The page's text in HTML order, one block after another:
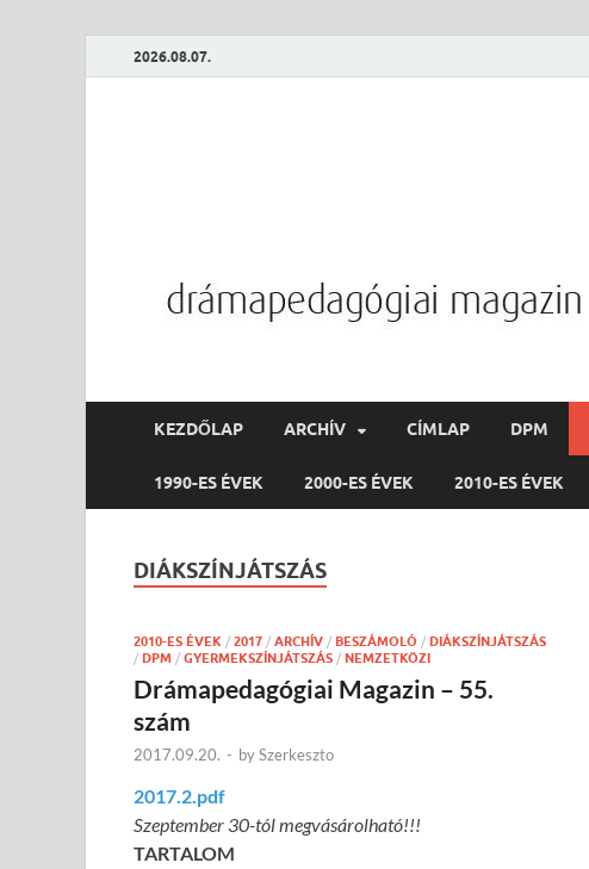
2026.08.07.
KEZDŐLAP ARCHÍV CÍMLAP DPM
1990-ES ÉVEK 2000-ES ÉVEK 2010-ES ÉVEK
DIÁKSZÍNJÁTSZÁS
2010-ES ÉVEK / 2017 / ARCHÍV / BESZÁMOLÓ / DIÁKSZÍNJÁTSZÁS
/ DPM / GYERMEKSZÍNJÁTSZÁS / NEMZETKÖZI
Drámapedagógiai Magazin – 55.
szám
2017.09.20. - bySzerkeszto
2017.2.pdf
Szeptember 30-tól megvásárolható!!!
TARTALOM